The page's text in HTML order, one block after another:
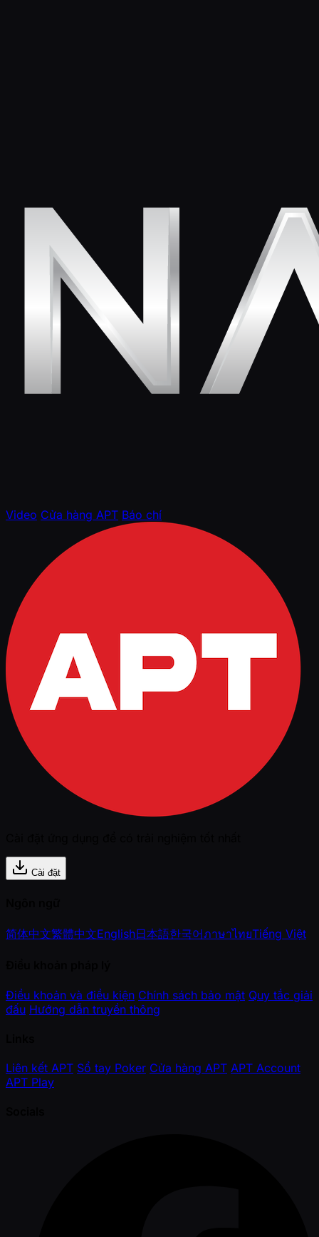
Video Cửa hàng APT Báo chí
Cài đặt
简体中文繁體中文English日本語한국어ภาษาไทยTiếng Việt
Điều khoản và điều kiện Chính sách bảo mật Quy tắc giải
đấu Hướng dẫn truyền thông
Liên kết APT Sổ tay Poker Cửa hàng APT APT Account
APT Play